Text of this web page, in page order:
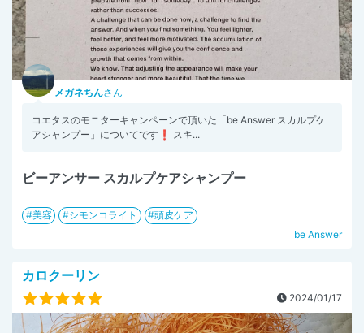
メガネちんさん
コエタスのモニターキャンペーンで頂いた「be Answer スカルプケ
アシャンプー」についてです❗️ スキ...
ビーアンサー スカルプケアシャンプー
美容 シモンコライト
頭皮ケア
be Answer
カロクーリン
2024/01/17